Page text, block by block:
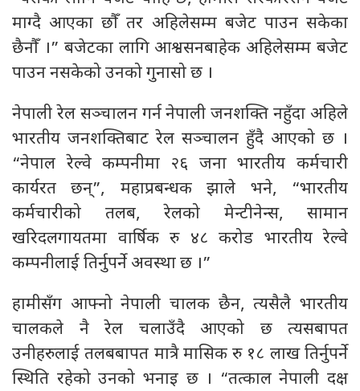
माग्दै आएका छाैँ तर अहिलेसम्म बजेट पाउन सकेका
छैनौँ ।” बजेटका लागि आश्वसनबाहेक अहिलेसम्म बजेट
पाउन नसकेको उनको गुनासो छ ।
नेपाली रेल सञ्चालन गर्न नेपाली जनशक्ति नहुँदा अहिले
भारतीय जनशक्तिबाट रेल सञ्चालन हुँदै आएको छ ।
“नेपाल रेल्वे कम्पनीमा २६ जना भारतीय कर्मचारी
कार्यरत छन्”, महाप्रबन्धक झाले भने, “भारतीय
कर्मचारीको तलब, रेलको मेन्टीनेन्स, सामान
खरिदलगायतमा वार्षिक रु ४८ करोड भारतीय रेल्वे
कम्पनीलाई तिर्नुपर्ने अवस्था छ ।”
हामीसँग आफ्नो नेपाली चालक छैन, त्यसैलै भारतीय
चालकले नै रेल चलाउँदै आएको छ त्यसबापत
उनीहरुलाई तलबबापत मात्रै मासिक रु १८ लाख तिर्नुपर्ने
स्थिति रहेको उनको भनाइ छ । “तत्काल नेपाली दक्ष